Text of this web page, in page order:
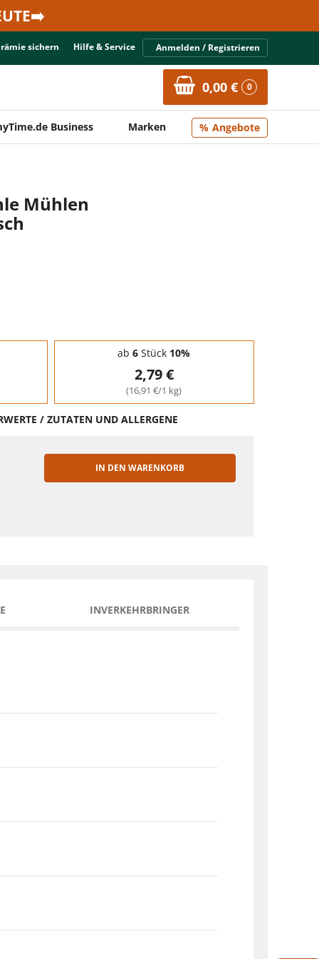
sichern Hilfe & Service Anmelden / Registrieren
0,00 € 0
Business Marken Angebote
Mühlen
ab 6 Stück 10%
2,79 €
(16,91 €/1 kg)
/ ZUTATEN UND ALLERGENE
IN DEN WARENKORB
INVERKEHRBRINGER